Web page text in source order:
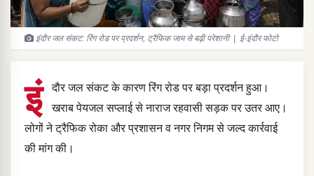
इंदौर जल संकट: रिंग रोड पर प्रदर्शन, ट्रैफिक जाम से बढ़ी परेशानी | ई-इंदौर फोटो
इं
दौर जल संकट के कारण रिंग रोड पर बड़ा प्रदर्शन हुआ।
खराब पेयजल सप्लाई से नाराज रहवासी सड़क पर उतर आए।
लोगों ने ट्रैफिक रोका और प्रशासन व नगर निगम से जल्द कार्रवाई
की मांग की।